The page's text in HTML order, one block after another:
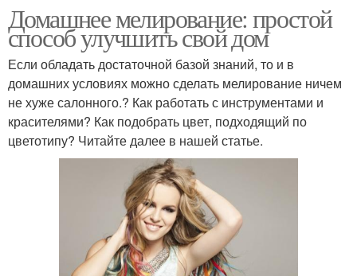
Домашнее мелирование: простой
способ улучшить свой дом
Если обладать достаточной базой знаний, то и в
домашних условиях можно сделать мелирование ничем
не хуже салонного.? Как работать с инструментами и
красителями? Как подобрать цвет, подходящий по
цветотипу? Читайте далее в нашей статье.